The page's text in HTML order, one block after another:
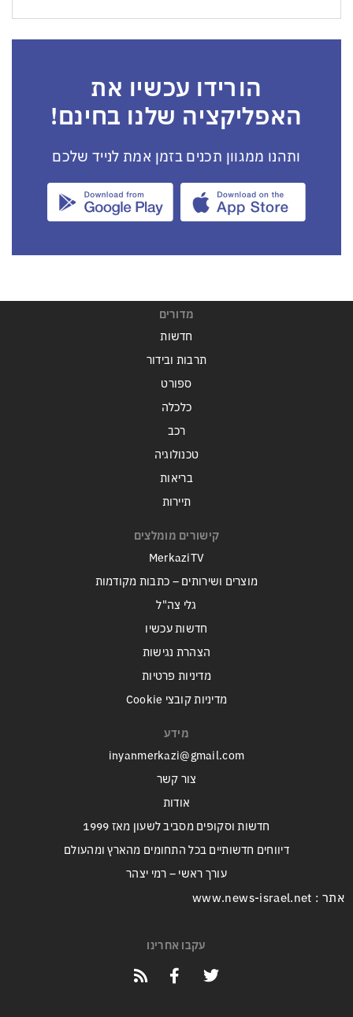
הורידו עכשיו את
האפליקציה שלנו בחינם!
ותהנו ממגוון תכנים בזמן אמת לנייד שלכם
מדורים
חדשות
תרבות ובידור
ספורט
כלכלה
רכב
טכנולוגיה
בריאות
תיירות
קישורים מומלצים
MerkaziTV
מוצרים ושירותים – כתבות מקודמות
גלי צה"ל
חדשות עכשיו
הצהרת נגישות
מדיניות פרטיות
מדיניות קובצי Cookie
מידע
inyanmerkazi@gmail.com
צור קשר
אודות
חדשות וסקופים מסביב לשעון מאז 1999
דיווחים חדשותיים בכל התחומים מהארץ ומהעולם
עורך ראשי – רמי יצהר
אתר : www.news-israel.net
עקבו אחרינו